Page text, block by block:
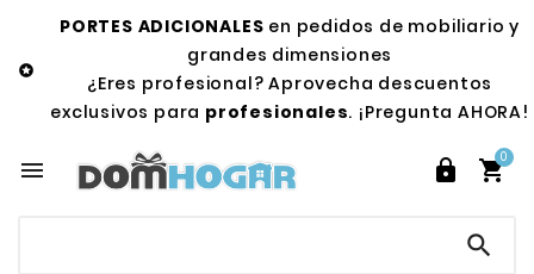

PORTES ADICIONALES en pedidos de mobiliario y
grandes dimensiones
¿Eres profesional? Aprovecha descuentos
exclusivos para profesionales. ¡Pregunta AHORA!
  
0
